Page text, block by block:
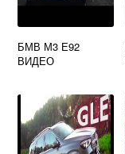
БМВ М3 Е92
ВИДЕО